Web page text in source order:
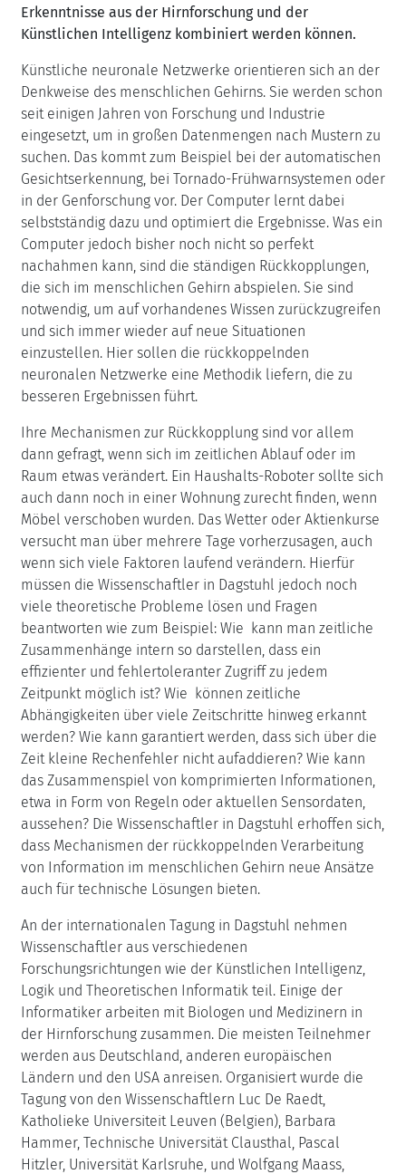
Erkenntnisse aus der Hirnforschung und der
Künstlichen Intelligenz kombiniert werden können.
Künstliche neuronale Netzwerke orientieren sich an der
Denkweise des menschlichen Gehirns. Sie werden schon
seit einigen Jahren von Forschung und Industrie
eingesetzt, um in großen Datenmengen nach Mustern zu
suchen. Das kommt zum Beispiel bei der automatischen
Gesichtserkennung, bei Tornado-Frühwarnsystemen oder
in der Genforschung vor. Der Computer lernt dabei
selbstständig dazu und optimiert die Ergebnisse. Was ein
Computer jedoch bisher noch nicht so perfekt
nachahmen kann, sind die ständigen Rückkopplungen,
die sich im menschlichen Gehirn abspielen. Sie sind
notwendig, um auf vorhandenes Wissen zurückzugreifen
und sich immer wieder auf neue Situationen
einzustellen. Hier sollen die rückkoppelnden
neuronalen Netzwerke eine Methodik liefern, die zu
besseren Ergebnissen führt.
Ihre Mechanismen zur Rückkopplung sind vor allem
dann gefragt, wenn sich im zeitlichen Ablauf oder im
Raum etwas verändert. Ein Haushalts-Roboter sollte sich
auch dann noch in einer Wohnung zurecht finden, wenn
Möbel verschoben wurden. Das Wetter oder Aktienkurse
versucht man über mehrere Tage vorherzusagen, auch
wenn sich viele Faktoren laufend verändern. Hierfür
müssen die Wissenschaftler in Dagstuhl jedoch noch
viele theoretische Probleme lösen und Fragen
beantworten wie zum Beispiel: Wie kann man zeitliche
Zusammenhänge intern so darstellen, dass ein
effizienter und fehlertoleranter Zugriff zu jedem
Zeitpunkt möglich ist? Wie können zeitliche
Abhängigkeiten über viele Zeitschritte hinweg erkannt
werden? Wie kann garantiert werden, dass sich über die
Zeit kleine Rechenfehler nicht aufaddieren? Wie kann
das Zusammenspiel von komprimierten Informationen,
etwa in Form von Regeln oder aktuellen Sensordaten,
aussehen? Die Wissenschaftler in Dagstuhl erhoffen sich,
dass Mechanismen der rückkoppelnden Verarbeitung
von Information im menschlichen Gehirn neue Ansätze
auch für technische Lösungen bieten.
An der internationalen Tagung in Dagstuhl nehmen
Wissenschaftler aus verschiedenen
Forschungsrichtungen wie der Künstlichen Intelligenz,
Logik und Theoretischen Informatik teil. Einige der
Informatiker arbeiten mit Biologen und Medizinern in
der Hirnforschung zusammen. Die meisten Teilnehmer
werden aus Deutschland, anderen europäischen
Ländern und den USA anreisen. Organisiert wurde die
Tagung von den Wissenschaftlern Luc De Raedt,
Katholieke Universiteit Leuven (Belgien), Barbara
Hammer, Technische Universität Clausthal, Pascal
Hitzler, Universität Karlsruhe, und Wolfgang Maass,